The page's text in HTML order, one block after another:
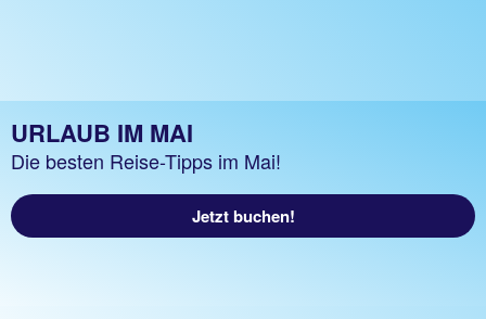
URLAUB IM MAI
Die besten Reise-Tipps im Mai!
Jetzt buchen!